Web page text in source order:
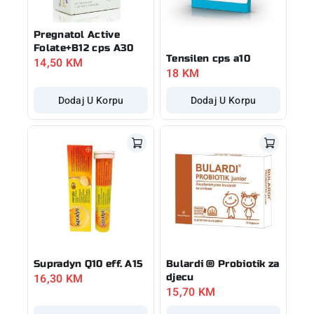
Pregnatol Active
Folate+B12 cps A30
14,50 KM
Dodaj U Korpu
Tensilen cps a10
18 KM
Dodaj U Korpu
Supradyn Q10 eff. A15
16,30 KM
Bulardi ® Probiotik za
djecu
15,70 KM